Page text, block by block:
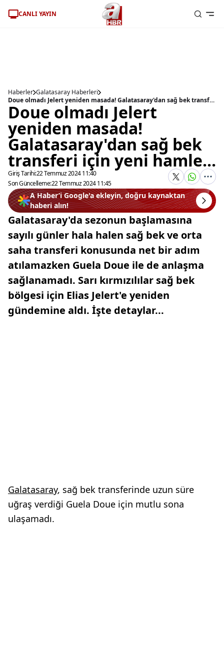
CANLI YAYIN
Haberler Galatasaray Haberleri
Doue olmadı Jelert yeniden masada! Galatasaray'dan sağ bek transferi için yeni hamle...
Doue olmadı Jelert
yeniden masada!
Galatasaray'dan sağ bek
transferi için yeni hamle...
Giriş Tarihi:22 Temmuz 2024 11:40
Son Güncelleme:22 Temmuz 2024 11:45
A Haber’i Google'a ekleyin, doğru kaynaktan
haberi alın!
Galatasaray'da sezonun başlamasına
sayılı günler hala halen sağ bek ve orta
saha transferi konusunda net bir adım
atılamazken Guela Doue ile de anlaşma
sağlanamadı. Sarı kırmızılılar sağ bek
bölgesi için Elias Jelert'e yeniden
gündemine aldı. İşte detaylar...
Galatasaray, sağ bek transferinde uzun süre
uğraş verdiği Guela Doue için mutlu sona
ulaşamadı.